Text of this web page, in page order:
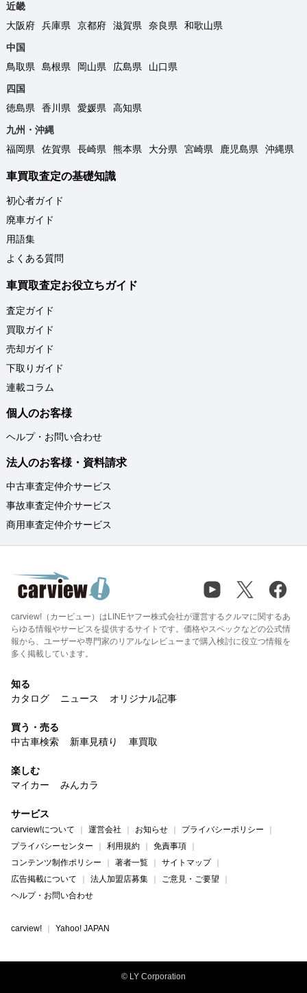
近畿
大阪府
兵庫県 京都府 滋賀県 奈良県
和歌山県
中国
鳥取県
島根県 岡山県 広島県
山口県
四国
徳島県
香川県 愛媛県
高知県
九州・沖縄
福岡県
佐賀県 長崎県 熊本県 大分県 宮崎県 鹿児島県 沖縄県
車買取査定の基礎知識
初心者ガイド
廃車ガイド
用語集
よくある質問
車買取査定お役立ちガイド
査定ガイド
買取ガイド
売却ガイド
下取りガイド
連載コラム
個人のお客様
ヘルプ・お問い合わせ
法人のお客様・資料請求
中古車査定仲介サービス
事故車査定仲介サービス
商用車査定仲介サービス
carview!（カービュー）はLINEヤフー株式会社が運営するクルマに関するあ
らゆる情報やサービスを提供するサイトです。価格やスペックなどの公式情
報から、ユーザーや専門家のリアルなレビューまで購入検討に役立つ情報を
多く掲載しています。
知る
カタログ
ニュース オリジナル記事
買う・売る
中古車検索
新車見積り 車買取
楽しむ
マイカー
みんカラ
サービス
carview!について 運営会社 お知らせ
プライバシーポリシー
プライバシーセンター
利用規約
免責事項
コンテンツ制作ポリシー
著者一覧
サイトマップ
広告掲載について
法人加盟店募集
ご意見・ご要望
ヘルプ・お問い合わせ
carview! Yahoo! JAPAN
© LY Corporation